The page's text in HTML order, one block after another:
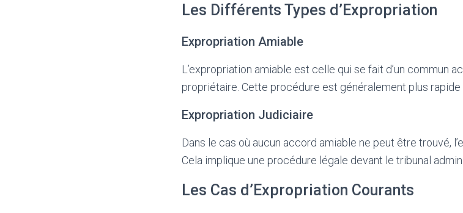
Les Différents Types d’Expropriation
Expropriation Amiable
L’expropriation amiable est celle qui se fait d’un commun
propriétaire. Cette procédure est généralement plus
Expropriation Judiciaire
Dans le cas où aucun accord amiable ne peut être trouvé,
Cela implique une procédure légale devant le tribunal
Les Cas d’Expropriation Courants